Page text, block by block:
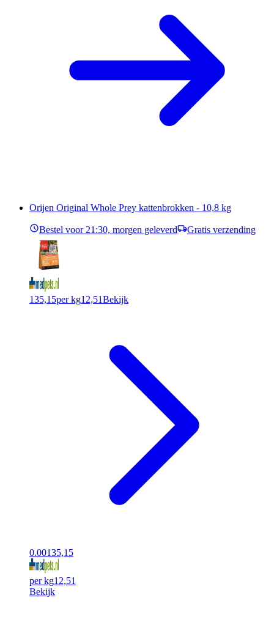
Orijen Original Whole Prey kattenbrokken - 10,8 kg
Bestel voor 21:30, morgen geleverd Gratis verzending
135,15per kg12,51Bekijk
0.00135,15
per kg12,51
Bekijk